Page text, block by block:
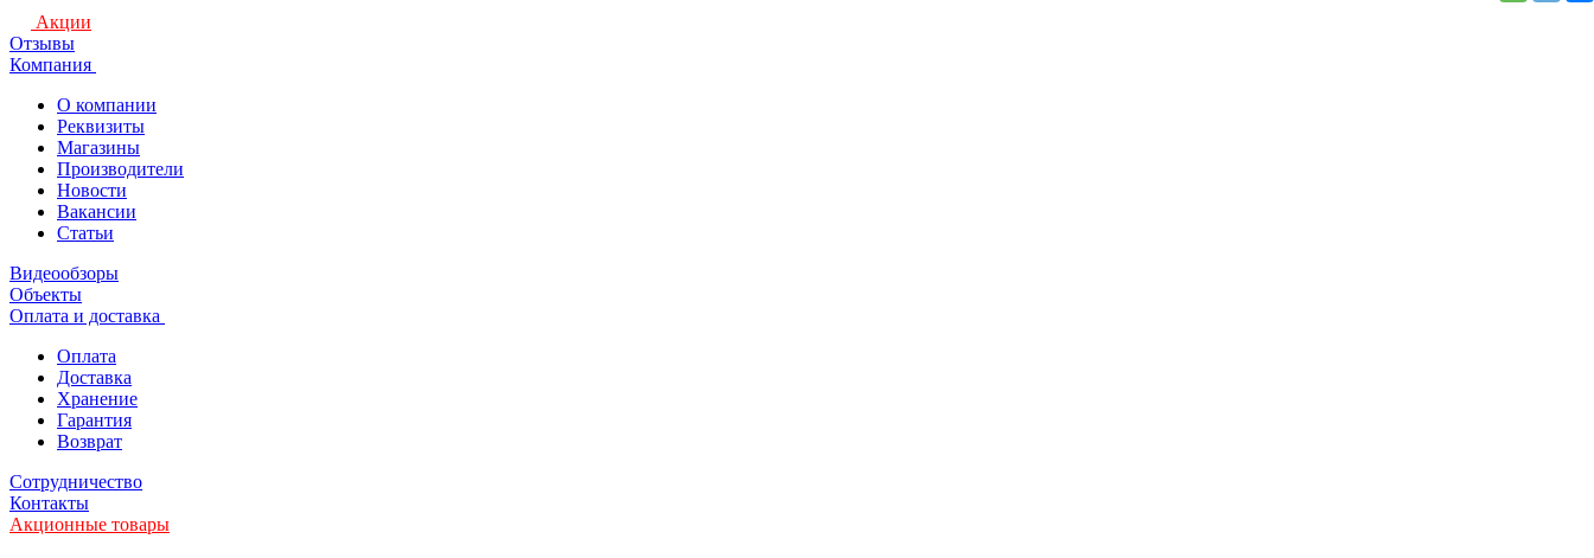
Акции
Отзывы
Компания
О компании
Реквизиты
Магазины
Производители
Новости
Вакансии
Статьи
Видеообзоры
Объекты
Оплата и доставка
Оплата
Доставка
Хранение
Гарантия
Возврат
Сотрудничество
Контакты
Акционные товары